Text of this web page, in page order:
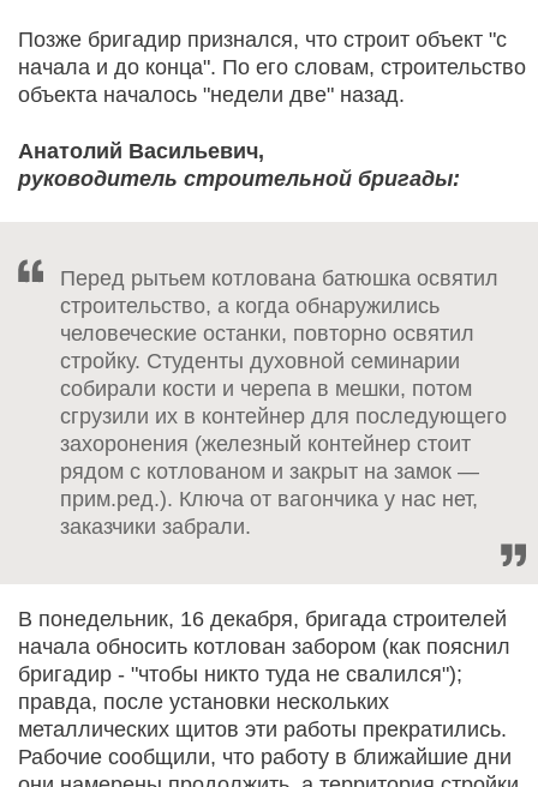
Позже бригадир признался, что строит объект "с
начала и до конца". По его словам, строительство
объекта началось "недели две" назад.
Анатолий Васильевич,
руководитель строительной бригады:
Перед рытьем котлована батюшка освятил
строительство, а когда обнаружились
человеческие останки, повторно освятил
стройку. Студенты духовной семинарии
собирали кости и черепа в мешки, потом
сгрузили их в контейнер для последующего
захоронения (железный контейнер стоит
рядом с котлованом и закрыт на замок —
прим.ред.). Ключа от вагончика у нас нет,
заказчики забрали.
В понедельник, 16 декабря, бригада строителей
начала обносить котлован забором (как пояснил
бригадир - "чтобы никто туда не свалился");
правда, после установки нескольких
металлических щитов эти работы прекратились.
Рабочие сообщили, что работу в ближайшие дни